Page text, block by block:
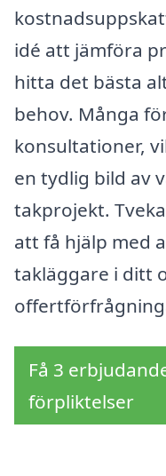
idé att jämföra
hitta det bästa
behov. Många
konsultationer,
en tydlig bild av
takprojekt.
att få hjälp med
takläggare i ditt
Få 3
förpliktelser